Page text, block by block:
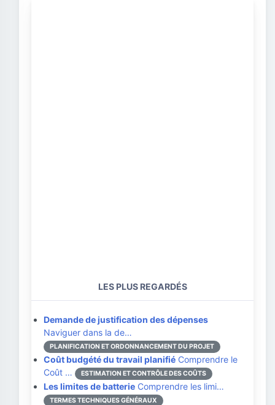
LES PLUS REGARDÉS
Demande de justification des dépenses
Naviguer dans la de…
PLANIFICATION ET ORDONNANCEMENT DU PROJET
Coût budgété du travail planifié Comprendre le
Coût …
ESTIMATION ET CONTRÔLE DES COÛTS
Les limites de batterie Comprendre les limi…
TERMES TECHNIQUES GÉNÉRAUX